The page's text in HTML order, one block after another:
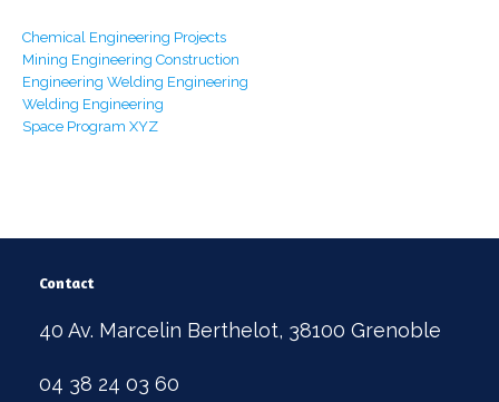
Chemical Engineering Projects
Mining Engineering Construction
Engineering Welding Engineering
Welding Engineering
Space Program XYZ
Contact
40 Av. Marcelin Berthelot, 38100 Grenoble
04 38 24 03 60